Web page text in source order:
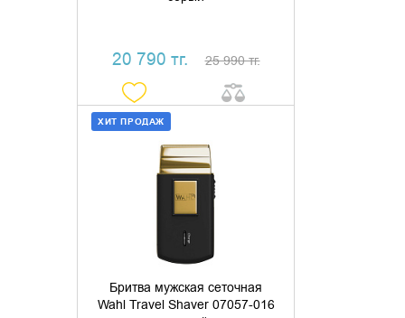
20 790 тг. 25 990 тг.
Бритва мужская сеточная
Wahl Travel Shaver 07057-016
ХИТ ПРОДАЖ
ДОБАВИТЬ В КОРЗИНУ
КУПИТЬ В 1 КЛИК